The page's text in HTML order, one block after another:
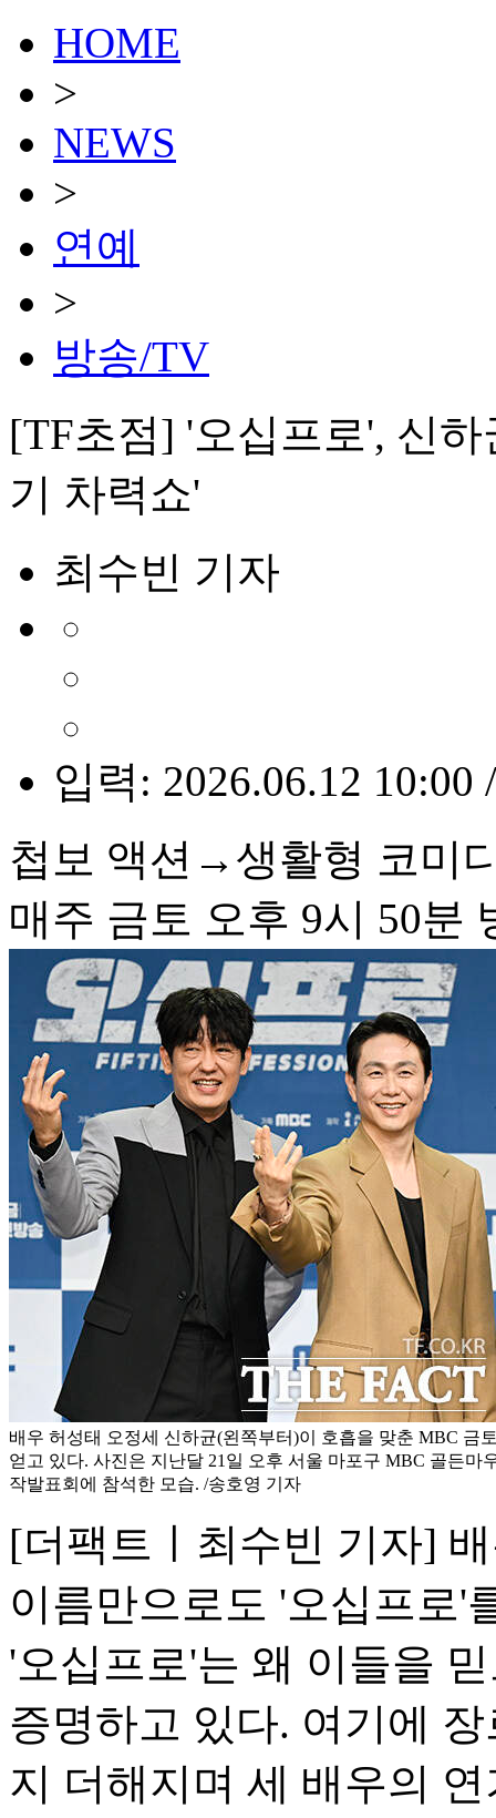
HOME
>
NEWS
>
연예
>
방송/TV
[TF초점] '오십프로', 신하
기 차력쇼'
최수빈 기자
입력: 2026.06.12 10:00
첩보 액션→생활형 코미
매주 금토 오후 9시 50분
배우 허성태 오정세 신하균(왼쪽부터)이 호흡을 맞춘 MBC 금
얻고 있다. 사진은 지난달 21일 오후 서울 마포구 MBC 골든마
작발표회에 참석한 모습. /송호영 기자
[더팩트ㅣ최수빈 기자]
이름만으로도 '오십프로'
'오십프로'는 왜 이들을
증명하고 있다. 여기에
지 더해지며 세 배우의